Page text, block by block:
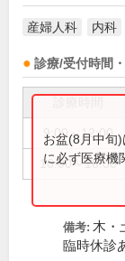
産婦人科 内科
診療/受付時間
9:00～12:00
16:00～18:00
お盆(8月中旬
に必ず医療機
備考: 木・
臨時休診